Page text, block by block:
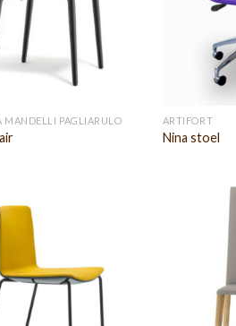
MANDELLI PAGLIARULO ARTIFORT
Nina stoel